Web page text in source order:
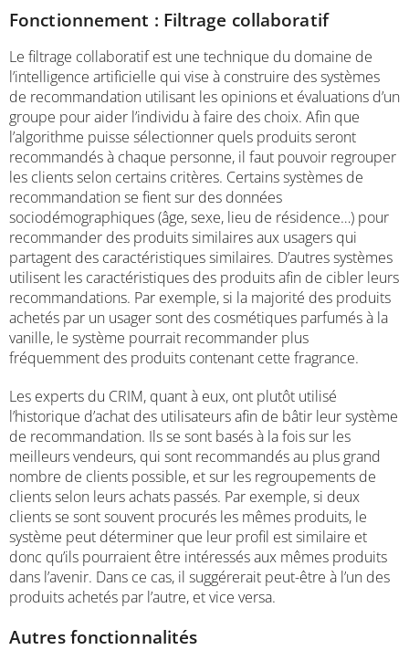
Fonctionnement : Filtrage collaboratif
Le filtrage collaboratif est une technique du domaine de
l’intelligence artificielle qui vise à construire des systèmes
de recommandation utilisant les opinions et évaluations d’un
groupe pour aider l’individu à faire des choix. Afin que
l’algorithme puisse sélectionner quels produits seront
recommandés à chaque personne, il faut pouvoir regrouper
les clients selon certains critères. Certains systèmes de
recommandation se fient sur des données
sociodémographiques (âge, sexe, lieu de résidence…) pour
recommander des produits similaires aux usagers qui
partagent des caractéristiques similaires. D’autres systèmes
utilisent les caractéristiques des produits afin de cibler leurs
recommandations. Par exemple, si la majorité des produits
achetés par un usager sont des cosmétiques parfumés à la
vanille, le système pourrait recommander plus
fréquemment des produits contenant cette fragrance.
Les experts du CRIM, quant à eux, ont plutôt utilisé
l’historique d’achat des utilisateurs afin de bâtir leur système
de recommandation. Ils se sont basés à la fois sur les
meilleurs vendeurs, qui sont recommandés au plus grand
nombre de clients possible, et sur les regroupements de
clients selon leurs achats passés. Par exemple, si deux
clients se sont souvent procurés les mêmes produits, le
système peut déterminer que leur profil est similaire et
donc qu’ils pourraient être intéressés aux mêmes produits
dans l’avenir. Dans ce cas, il suggérerait peut-être à l’un des
produits achetés par l’autre, et vice versa.
Autres fonctionnalités